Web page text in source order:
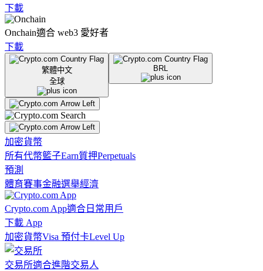
下載
Onchain適合 web3 愛好者
下載
繁體中文
全球
BRL
加密貨幣
所有代幣籃子Earn質押Perpetuals
預測
體育賽事金融選舉經濟
Crypto.com App適合日常用戶
下載 App
加密貨幣Visa 預付卡Level Up
交易所適合進階交易人